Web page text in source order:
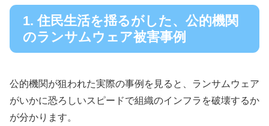
1. 住民生活を揺るがした、公的機関
のランサムウェア被害事例
公的機関が狙われた実際の事例を見ると、ランサムウェア
がいかに恐ろしいスピードで組織のインフラを破壊するか
が分かります。